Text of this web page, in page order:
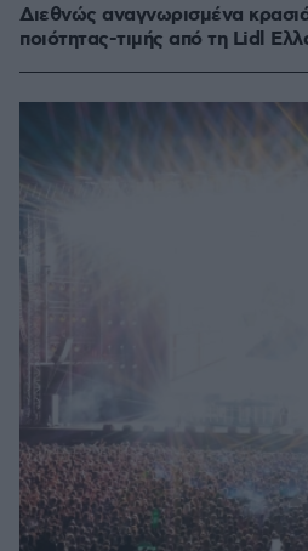
Διεθνώς αναγνωρισμένα
ποιότητας-τιμής από τη Lidl